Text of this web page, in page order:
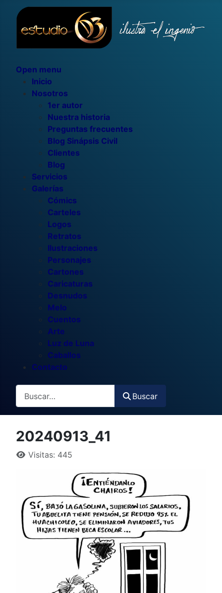
Open menu
Inicio
Nosotros
1er autor
Nuestra historia
Preguntas frecuentes
Blog Sinápsis Civil
Clientes
Blog
Servicios
Galerías
Cómics
Carteles
Logos
Retratos
Ilustraciones
Personajes
Cartones
Caricaturas
Desnudos
Melo
Cuentos
Arte
Luz de Luna
Caballos
Contacto
Buscar
Buscar
20240913_41
Detalles
Visitas: 445